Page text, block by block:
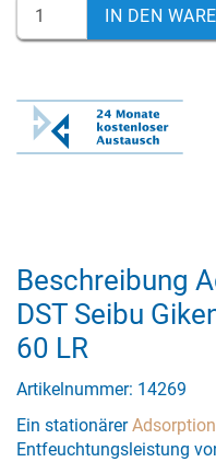
IN DEN
Beschreibung
DST Seibu
60 LR
Artikelnummer: 14269
Ein stationärer
Entfeuchtungsleistung